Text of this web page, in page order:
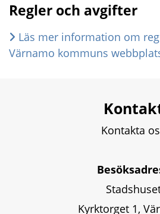
Regler och avgifter
Läs mer information om
Värnamo kommuns
Kontakta
Kyrktorget 1,